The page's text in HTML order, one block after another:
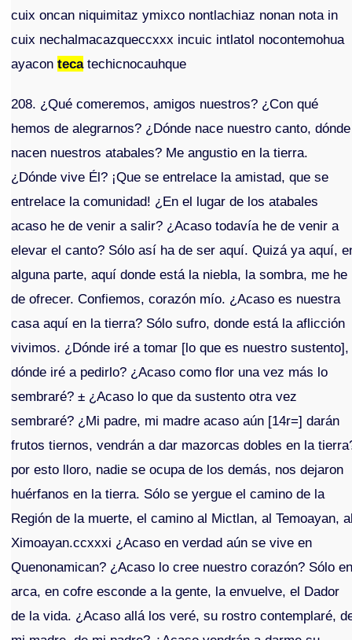
cuix oncan niquimitaz ymixco nontlachiaz nonan nota in
cuix nechalmacazqueccxxx incuic intlatol nocontemohua
ayacontecatechicnocauhque
208. ¿Qué comeremos, amigos nuestros? ¿Con qué
hemos de alegrarnos? ¿Dónde nace nuestro canto, dónde
nacen nuestros atabales? Me angustio en la tierra.
¿Dónde vive Él? ¡Que se entrelace la amistad, que se
entrelace la comunidad! ¿En el lugar de los atabales
acaso he de venir a salir? ¿Acaso todavía he de venir a
elevar el canto? Sólo así ha de ser aquí. Quizá ya aquí,
alguna parte, aquí donde está la niebla, la sombra, me he
de ofrecer. Confiemos, corazón mío. ¿Acaso es nuestra
casa aquí en la tierra? Sólo sufro, donde está la aflicción
vivimos. ¿Dónde iré a tomar [lo que es nuestro sustento],
dónde iré a pedirlo? ¿Acaso como flor una vez más lo
sembraré? ± ¿Acaso lo que da sustento otra vez
sembraré? ¿Mi padre, mi madre acaso aún [14r=] darán
frutos tiernos, vendrán a dar mazorcas dobles en la
por esto lloro, nadie se ocupa de los demás, nos dejaron
huérfanos en la tierra. Sólo se yergue el camino de la
Región de la muerte, el camino al Mictlan, al Temoayan,
Ximoayan.ccxxxi ¿Acaso en verdad aún se vive en
Quenonamican? ¿Acaso lo cree nuestro corazón? Sólo
arca, en cofre esconde a la gente, la envuelve, el Dador
de la vida. ¿Acaso allá los veré, su rostro contemplaré,